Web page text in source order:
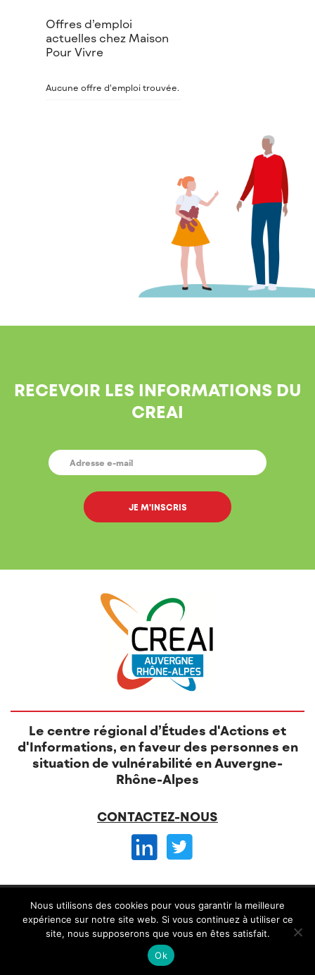
Offres d’emploi
actuelles chez Maison
Pour Vivre
Aucune offre d’emploi trouvée.
RECEVOIR LES INFORMATIONS DU
CREAI
E-
MAIL *
Le centre régional d’Études d'Actions et
d'Informations, en faveur des personnes en
situation de vulnérabilité en Auvergne-
Rhône-Alpes
CONTACTEZ-NOUS
© CREAI 2026 -
Mentions légales
CGV et règlement intérieur
ConceptionAlteriade
Nous utilisons des cookies pour vous garantir la meilleure
expérience sur notre site web. Si vous continuez à utiliser ce
site, nous supposerons que vous en êtes satisfait.
Ok